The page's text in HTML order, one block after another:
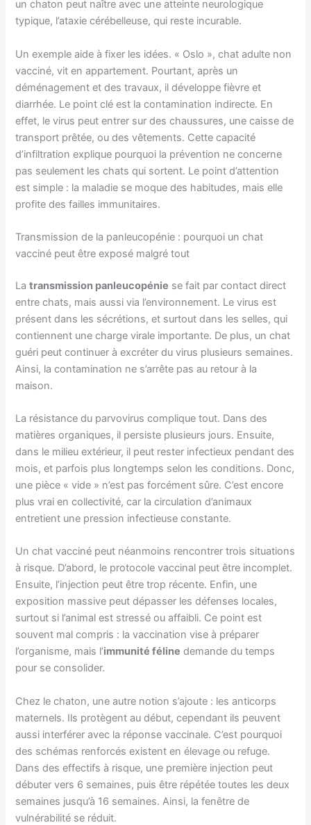
un chaton peut naître avec une atteinte neurologique
typique, l’ataxie cérébelleuse, qui reste incurable.
Un exemple aide à fixer les idées. « Oslo », chat adulte non
vacciné, vit en appartement. Pourtant, après un
déménagement et des travaux, il développe fièvre et
diarrhée. Le point clé est la contamination indirecte. En
effet, le virus peut entrer sur des chaussures, une caisse de
transport prêtée, ou des vêtements. Cette capacité
d’infiltration explique pourquoi la prévention ne concerne
pas seulement les chats qui sortent. Le point d’attention
est simple : la maladie se moque des habitudes, mais elle
profite des failles immunitaires.
Transmission de la panleucopénie : pourquoi un chat
vacciné peut être exposé malgré tout
Latransmission panleucopénie se fait par contact direct
entre chats, mais aussi via l’environnement. Le virus est
présent dans les sécrétions, et surtout dans les selles, qui
contiennent une charge virale importante. De plus, un chat
guéri peut continuer à excréter du virus plusieurs semaines.
Ainsi, la contamination ne s’arrête pas au retour à la
maison.
La résistance du parvovirus complique tout. Dans des
matières organiques, il persiste plusieurs jours. Ensuite,
dans le milieu extérieur, il peut rester infectieux pendant des
mois, et parfois plus longtemps selon les conditions. Donc,
une pièce « vide » n’est pas forcément sûre. C’est encore
plus vrai en collectivité, car la circulation d’animaux
entretient une pression infectieuse constante.
Un chat vacciné peut néanmoins rencontrer trois situations
à risque. D’abord, le protocole vaccinal peut être incomplet.
Ensuite, l’injection peut être trop récente. Enfin, une
exposition massive peut dépasser les défenses locales,
surtout si l’animal est stressé ou affaibli. Ce point est
souvent mal compris : la vaccination vise à préparer
l’organisme, mais l’immunité féline demande du temps
pour se consolider.
Chez le chaton, une autre notion s’ajoute : les anticorps
maternels. Ils protègent au début, cependant ils peuvent
aussi interférer avec la réponse vaccinale. C’est pourquoi
des schémas renforcés existent en élevage ou refuge.
Dans des effectifs à risque, une première injection peut
débuter vers 6 semaines, puis être répétée toutes les deux
semaines jusqu’à 16 semaines. Ainsi, la fenêtre de
vulnérabilité se réduit.